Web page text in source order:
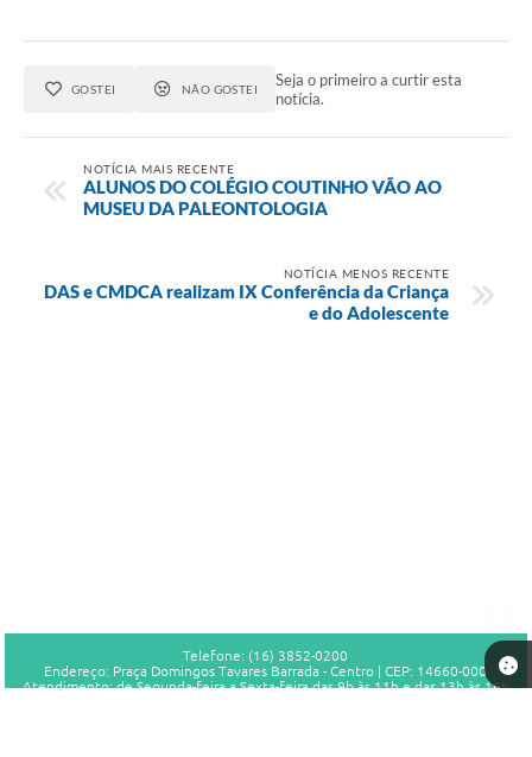
GOSTEI NÃO GOSTEI
Seja o primeiro a curtir esta
notícia.
NOTÍCIA MAIS RECENTE
ALUNOS DO COLÉGIO COUTINHO VÃO AO
MUSEU DA PALEONTOLOGIA
NOTÍCIA MENOS RECENTE
DAS e CMDCA realizam IX Conferência da Criança
e do Adolescente
Telefone: (16) 3852-0200
Endereço: Praça Domingos Tavares Barrada - Centro | CEP: 14660-000
Atendimento: de Segunda-feira a Sexta-feira das 9h às 11h e das 13h às 16h